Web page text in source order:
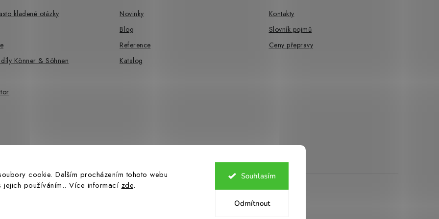
cookie. Dalším procházením tohoto webu
jejich používáním.. Více informací zde.
Odmítnout
Souhlasím
kladené otázky
Könner & Söhnen
Novinky
Blog
Reference
Katalog
Kontakty
Slovník pojmů
Ceny přepravy